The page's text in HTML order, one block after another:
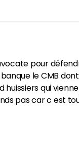
pour
le CMB
qui
pas car c est